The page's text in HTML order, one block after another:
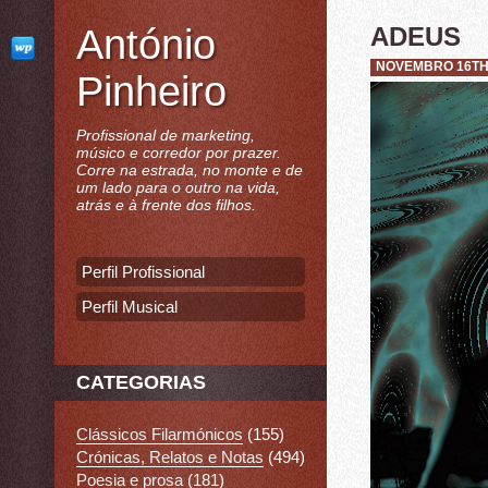
ADEUS
NOVEMBRO
António
Pinheiro
Profissional de marketing,
músico e corredor por prazer.
Corre na estrada, no monte e de
um lado para o outro na vida,
atrás e à frente dos filhos.
Perfil Profissional
Perfil Musical
CATEGORIAS
Clássicos Filarmónicos (155)
Crónicas, Relatos e Notas (494)
Poesia e prosa (181)